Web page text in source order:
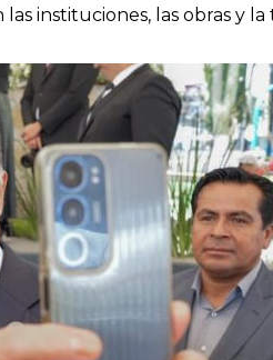
instituciones, las obras y